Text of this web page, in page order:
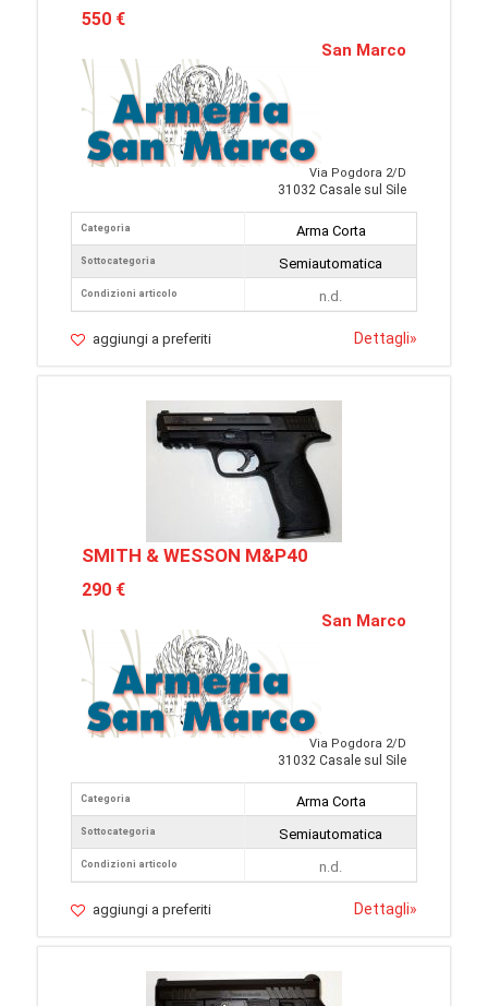
550 €
San Marco
Via Pogdora 2/D
31032 Casale sul Sile
Categoria
Sottocategoria
Condizioni articolo
Arma Corta
Semiautomatica
n.d.
aggiungi a preferiti Dettagli»
SMITH & WESSON M&P40
290 €
San Marco
Via Pogdora 2/D
31032 Casale sul Sile
Categoria
Sottocategoria
Condizioni articolo
Arma Corta
Semiautomatica
n.d.
aggiungi a preferiti Dettagli»